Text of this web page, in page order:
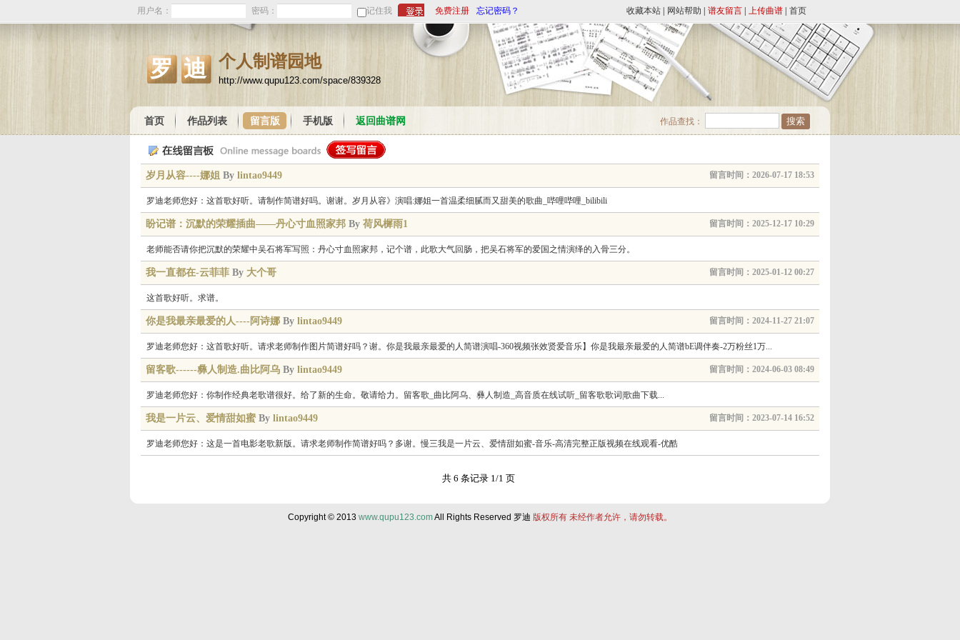
用户名： 密码： 记住我 免费注册 忘记密码？ 收藏本站 网站帮助 谱友留言 上传曲谱 首页
罗迪 个人制谱园地
http://www.qupu123.com/space/839328
作品查找：
首页 作品列表 留言版 手机版 返回曲谱网
留言时间：2026-07-17 18:53
岁月从容----娜姐 By lintao9449
罗迪老师您好：这首歌好听。请制作简谱好吗。谢谢。岁月从容》演唱:娜姐一首温柔细腻而又甜美的歌曲_哔哩哔哩_bilibili
留言时间：2025-12-17 10:29
盼记谱：沉默的荣耀插曲——丹心寸血照家邦 By 荷风樨雨1
老师能否请你把沉默的荣耀中吴石将军写照：丹心寸血照家邦，记个谱，此歌大气回肠，把吴石将军的爱国之情演绎的入骨三分。
留言时间：2025-01-12 00:27
我一直都在-云菲菲 By 大个哥
这首歌好听。求谱。
留言时间：2024-11-27 21:07
你是我最亲最爱的人----阿诗娜 By lintao9449
罗迪老师您好：这首歌好听。请求老师制作图片简谱好吗？谢。你是我最亲最爱的人简谱演唱-360视频张效贤爱音乐】你是我最亲最爱的人简谱bE调伴奏-2万粉丝1万...
留言时间：2024-06-03 08:49
留客歌------彝人制造.曲比阿乌 By lintao9449
罗迪老师您好：你制作经典老歌谱很好。给了新的生命。敬请给力。留客歌_曲比阿乌、彝人制造_高音质在线试听_留客歌歌词|歌曲下载...
留言时间：2023-07-14 16:52
我是一片云、爱情甜如蜜 By lintao9449
罗迪老师您好：这是一首电影老歌新版。请求老师制作简谱好吗？多谢。慢三我是一片云、爱情甜如蜜-音乐-高清完整正版视频在线观看-优酷
共 6 条记录 1/1 页
Copyright © 2013 www.qupu123.comAll Rights Reserved 罗迪 版权所有 未经作者允许，请勿转载。